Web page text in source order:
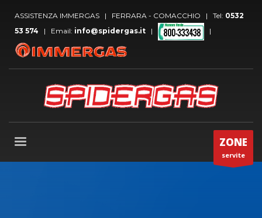
ASSISTENZA IMMERGAS | FERRARA - COMACCHIO | Tel: 0532
53 574 | Email: info@spidergas.it | |
ZONE
servite